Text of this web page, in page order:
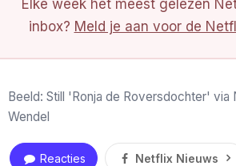
Elke week het meest gelezen
inbox? Meld je aan voor de
Beeld: Still 'Ronja de Roversdochter' via
Wendel
Reacties Netflix Nieuws